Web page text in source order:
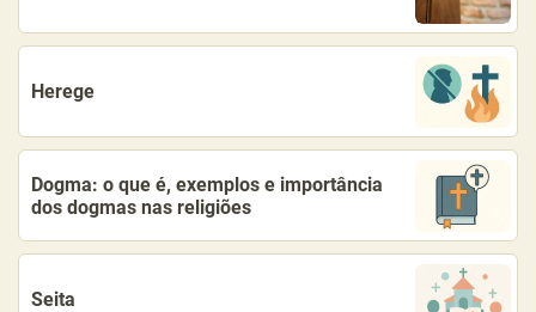
Herege
Dogma: o que é, exemplos e importância
dos dogmas nas religiões
Seita